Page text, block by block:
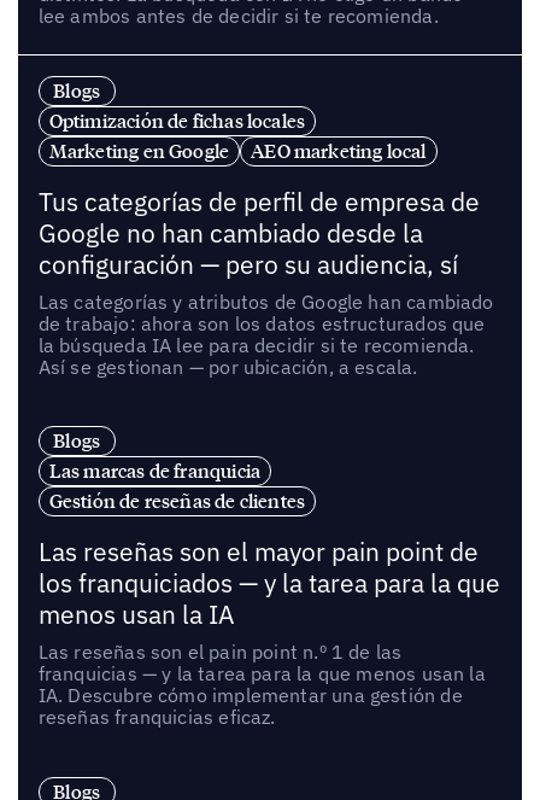
lee ambos antes de decidir si te recomienda.
Blogs
Optimización de fichas locales
Marketing en Google
AEO marketing local
Tus categorías de perfil de empresa de
Google no han cambiado desde la
configuración — pero su audiencia, sí
Las categorías y atributos de Google han cambiado
de trabajo: ahora son los datos estructurados que
la búsqueda IA lee para decidir si te recomienda.
Así se gestionan — por ubicación, a escala.
Blogs
Las marcas de franquicia
Gestión de reseñas de clientes
Las reseñas son el mayor pain point de
los franquiciados — y la tarea para la que
menos usan la IA
Las reseñas son el pain point n.º 1 de las
franquicias — y la tarea para la que menos usan la
IA. Descubre cómo implementar una gestión de
reseñas franquicias eficaz.
Blogs